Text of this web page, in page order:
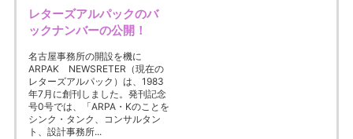
レターズアルパックのバ
ックナンバーの公開！
名古屋事務所の開設を機に
ARPAK NEWSRETER（現在の
レターズアルパック）は、1983
年7月に創刊しました。発刊記念
号0号では、「ARPA・Kのことを
シンク・タンク、コンサルタン
ト、設計事務所...